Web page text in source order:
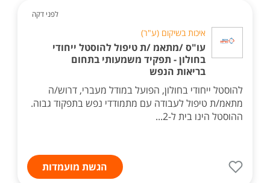
לפני דקה
איכות בשיקום (ע"ר)
עו"ס /מתאמ /ת טיפול להוסטל ייחודי
בחולון - תפקיד משמעותי בתחום
בריאות הנפש
להוסטל ייחודי בחולון, הפועל במודל מעברי, דרוש/ה
מתאמ/ת טיפול לעבודה עם מתמודדי נפש בתפקוד גבוה.
ההוסטל הינו בית ל-2...
הגשת מועמדות